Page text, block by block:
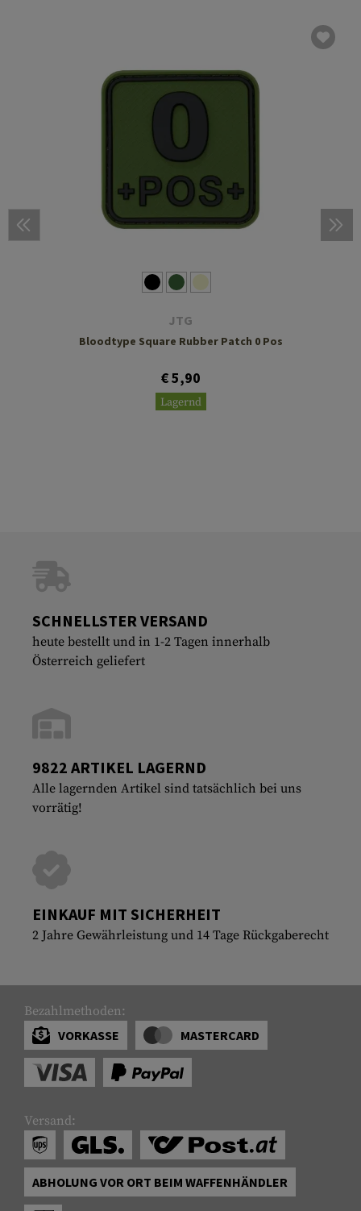
JTG
Bloodtype Square Rubber Patch 0 Pos
€ 5,90
Lagernd
SCHNELLSTER VERSAND
heute bestellt und in 1-2 Tagen innerhalb
Österreich geliefert
9822 ARTIKEL LAGERND
Alle lagernden Artikel sind tatsächlich bei uns
vorrätig!
EINKAUF MIT SICHERHEIT
2 Jahre Gewährleistung und 14 Tage Rückgaberecht
Bezahlmethoden:
VORKASSE
MASTERCARD
Versand:
ABHOLUNG VOR ORT BEIM WAFFENHÄNDLER